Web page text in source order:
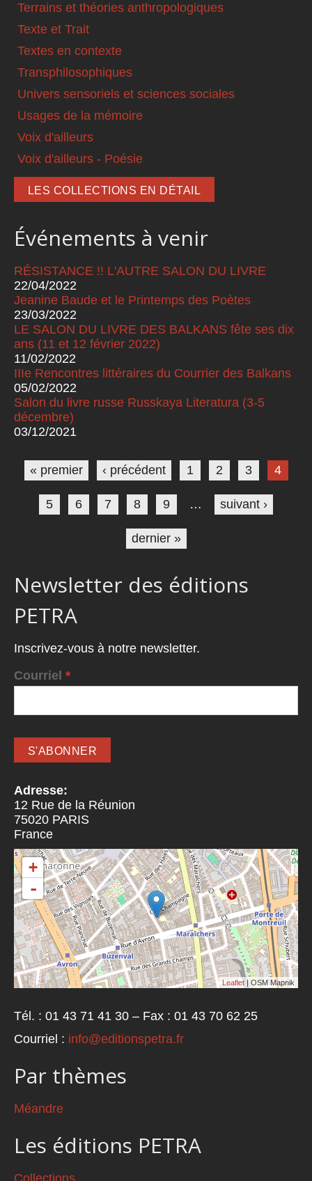
Terrains et théories anthropologiques
Texte et Trait
Textes en contexte
Transphilosophiques
Univers sensoriels et sciences sociales
Usages de la mémoire
Voix d'ailleurs
Voix d'ailleurs - Poésie
LES COLLECTIONS EN DÉTAIL
Événements à venir
RÉSISTANCE !! L'AUTRE SALON DU LIVRE
22/04/2022
Jeanine Baude et le Printemps des Poètes
23/03/2022
LE SALON DU LIVRE DES BALKANS fête ses dix
ans (11 et 12 février 2022)
11/02/2022
IIIe Rencontres littéraires du Courrier des Balkans
05/02/2022
Salon du livre russe Russkaya Literatura (3-5
décembre)
03/12/2021
Pages
« premier ‹ précédent 1 2 3 4
5 6 7 8 9 … suivant ›
dernier »
Newsletter des éditions
PETRA
Inscrivez-vous à notre newsletter.
Courriel *
Adresse:
12 Rue de la Réunion
75020 PARIS
France
+
-
Leaflet | OSM Mapnik
Tél. : 01 43 71 41 30 – Fax : 01 43 70 62 25
Courriel : info@editionspetra.fr
Par thèmes
Méandre
Les éditions PETRA
Collections